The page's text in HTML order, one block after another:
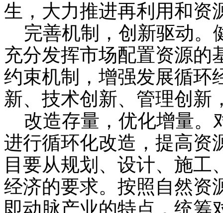
生，大力推进再利用和资
完善机制，创新驱动。
充分发挥市场配置资源的
约束机制，增强发展循环
新、技术创新、管理创新
改造存量，优化增量。
进行循环化改造，提高资
目要从规划、设计、施
经济的要求。按照自然资
即动脉产业的特点，统筹